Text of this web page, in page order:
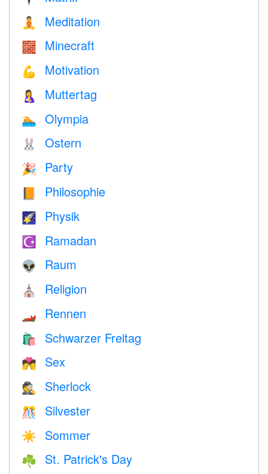
🧘 Meditation
🧱 Minecraft
💪 Motivation
🤱 Muttertag
🏊 Olympia
🐰 Ostern
🎉 Party
📙 Philosophie
🌠 Physik
☪️ Ramadan
👽 Raum
⛪️ Religion
🏎 Rennen
🛍 Schwarzer Freitag
💏 Sex
🕵️ Sherlock
🎊 Silvester
☀️ Sommer
☘️ St. Patrick's Day